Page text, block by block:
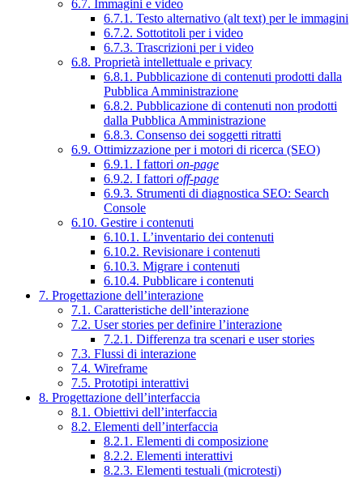
6.7. Immagini e video
6.7.1. Testo alternativo (alt text) per le immagini
6.7.2. Sottotitoli per i video
6.7.3. Trascrizioni per i video
6.8. Proprietà intellettuale e privacy
6.8.1. Pubblicazione di contenuti prodotti dalla
Pubblica Amministrazione
6.8.2. Pubblicazione di contenuti non prodotti
dalla Pubblica Amministrazione
6.8.3. Consenso dei soggetti ritratti
6.9. Ottimizzazione per i motori di ricerca (SEO)
6.9.1. I fattori on-page
6.9.2. I fattori off-page
6.9.3. Strumenti di diagnostica SEO: Search
Console
6.10. Gestire i contenuti
6.10.1. L’inventario dei contenuti
6.10.2. Revisionare i contenuti
6.10.3. Migrare i contenuti
6.10.4. Pubblicare i contenuti
7. Progettazione dell’interazione
7.1. Caratteristiche dell’interazione
7.2. User stories per definire l’interazione
7.2.1. Differenza tra scenari e user stories
7.3. Flussi di interazione
7.4. Wireframe
7.5. Prototipi interattivi
8. Progettazione dell’interfaccia
8.1. Obiettivi dell’interfaccia
8.2. Elementi dell’interfaccia
8.2.1. Elementi di composizione
8.2.2. Elementi interattivi
8.2.3. Elementi testuali (microtesti)